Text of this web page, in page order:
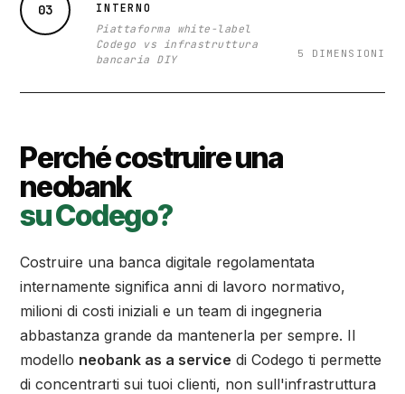
03
INTERNO
Piattaforma white-label
Codego vs infrastruttura
bancaria DIY
5 DIMENSIONI
Perché costruire una
neobank
su Codego?
Costruire una banca digitale regolamentata
internamente significa anni di lavoro normativo,
milioni di costi iniziali e un team di ingegneria
abbastanza grande da mantenerla per sempre. Il
modello neobank as a service di Codego ti permette
di concentrarti sui tuoi clienti, non sull'infrastruttura